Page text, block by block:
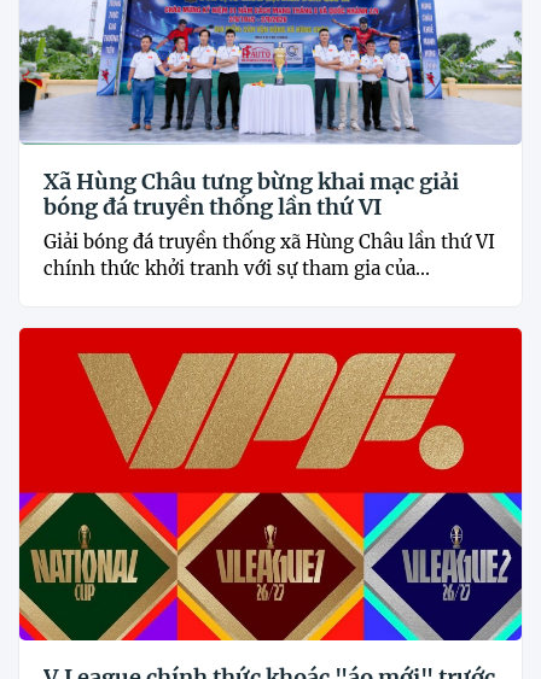
Xã Hùng Châu tưng bừng khai mạc giải
bóng đá truyền thống lần thứ VI
Giải bóng đá truyền thống xã Hùng Châu lần thứ VI
chính thức khởi tranh với sự tham gia của...